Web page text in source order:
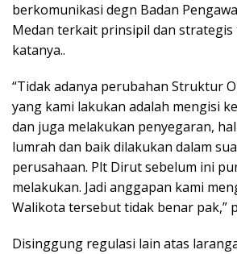
berkomunikasi degn Badan
Medan terkait prinsipil dan strategis
katanya..
“Tidak adanya perubahan Struktur
yang kami lakukan adalah mengisi
dan juga melakukan penyegaran,
lumrah dan baik dilakukan dalam
perusahaan. Plt Dirut sebelum ini
melakukan. Jadi anggapan kami
Walikota tersebut tidak benar pak,”
Disinggung regulasi lain atas